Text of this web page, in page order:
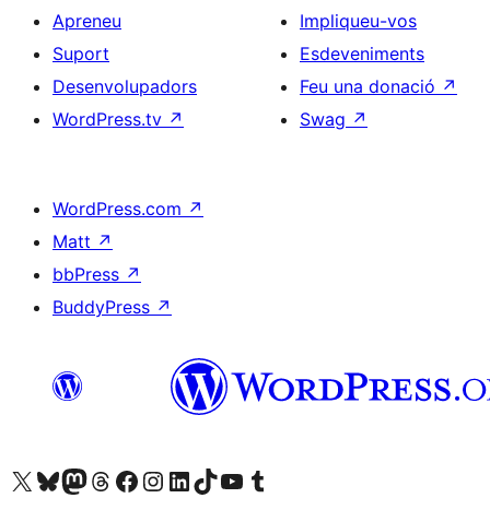
Apreneu
Suport
Desenvolupadors
WordPress.tv ↗
Impliqueu-vos
Esdeveniments
Feu una donació ↗
Swag ↗
WordPress.com ↗
Matt ↗
bbPress ↗
BuddyPress ↗
Visiteu el nostre compte X (abans Twitter)
Visiteu el nostre compte de Bluesky
Visiteu el nostre compte al Mastodon
Visiteu el nostre compte de Threads
Visiteu la nostra pàgina al Facebook
Visiteu el nostre compte d'Instagram
Visiteu el nostre compte de LinkedIn
Visiteu el nostre compte de TikTok
Visiteu el nostre canal al YouTube
Visiteu el nostre compte de Tumblr